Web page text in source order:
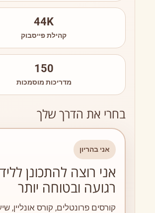
44K
קהילת פייסבוק
150
מדריכות מוסמכות
בחרי את הדרך שלך
אני בהריון
אני רוצה להתכונן
רגועה ובטוחה יותר
קורסים פרונטלים, קורס אונליין,